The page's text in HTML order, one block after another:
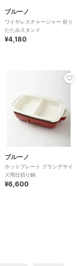
ブルーノ
ワイヤレスチャージャー 折り
たたみスタンド
¥4,180
ブルーノ
ホットプレート グランデサイ
ズ用仕切り鍋
¥6,600